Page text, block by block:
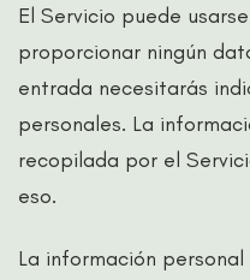
El Servicio puede
proporcionar ningún
entrada necesitarás
personales. La
recopilada por el
eso.
La información